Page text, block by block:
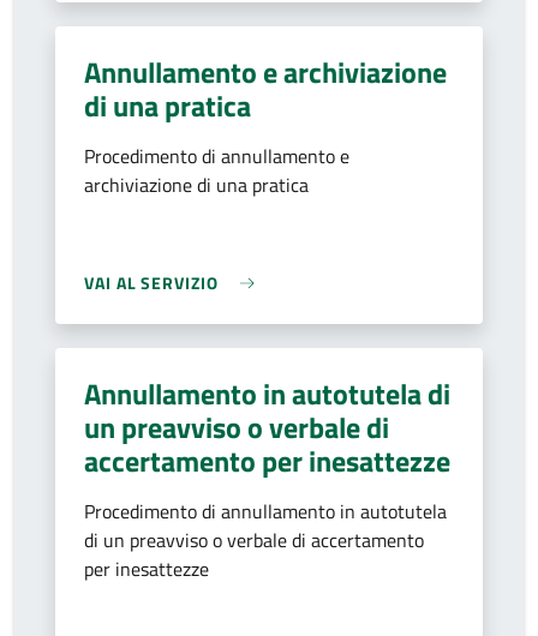
Annullamento e archiviazione
di una pratica
Procedimento di annullamento e
archiviazione di una pratica
VAI AL SERVIZIO
Annullamento in autotutela di
un preavviso o verbale di
accertamento per inesattezze
Procedimento di annullamento in autotutela
di un preavviso o verbale di accertamento
per inesattezze